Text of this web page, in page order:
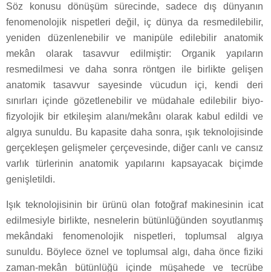
Söz konusu dönüşüm sürecinde, sadece dış dünyanın
fenomenolojik nispetleri değil, iç dünya da resmedilebilir,
yeniden düzenlenebilir ve manipüle edilebilir anatomik
mekân olarak tasavvur edilmiştir: Organik yapıların
resmedilmesi ve daha sonra röntgen ile birlikte gelişen
anatomik tasavvur sayesinde vücudun içi, kendi deri
sınırları içinde gözetlenebilir ve müdahale edilebilir biyo-
fizyolojik bir etkileşim alanı/mekânı olarak kabul edildi ve
algıya sunuldu. Bu kapasite daha sonra, ışık teknolojisinde
gerçekleşen gelişmeler çerçevesinde, diğer canlı ve cansız
varlık türlerinin anatomik yapılarını kapsayacak biçimde
genişletildi.
Işık teknolojisinin bir ürünü olan fotoğraf makinesinin icat
edilmesiyle birlikte, nesnelerin bütünlüğünden soyutlanmış
mekândaki fenomenolojik nispetleri, toplumsal algıya
sunuldu. Böylece öznel ve toplumsal algı, daha önce fiziki
zaman-mekân bütünlüğü içinde müşahede ve tecrübe